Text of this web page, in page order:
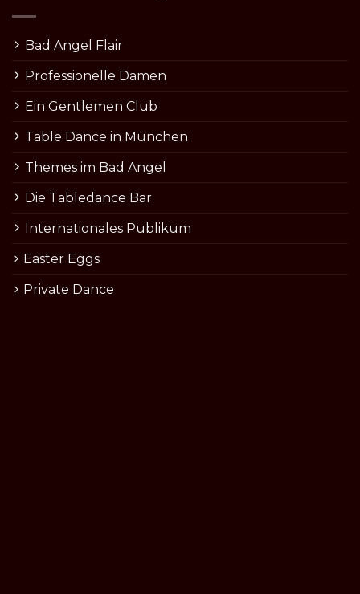
Bad Angel Flair
Professionelle Damen
Ein Gentlemen Club
Table Dance in München
Themes im Bad Angel
Die Tabledance Bar
Internationales Publikum
Easter Eggs
Private Dance